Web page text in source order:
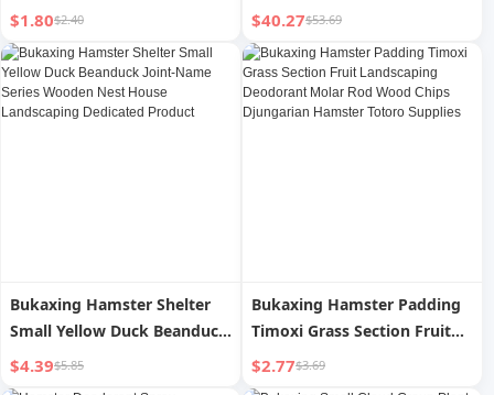
Student Reading Flat Stall
Page Clip Piano Score Music
Score Fixed
$1.80$2.40
Box Home Aromatherapy
Decoration Gift | Dart Axe
$40.27$53.69
Bukaxing Hamster Shelter
Small Yellow Duck Beanduck
Joint-Name Series Wooden
Nest House Landscaping
$4.39$5.85
Bukaxing Hamster Padding
Timoxi Grass Section Fruit
Landscaping Deodorant
Molar Rod Wood Chips
$2.77$3.69